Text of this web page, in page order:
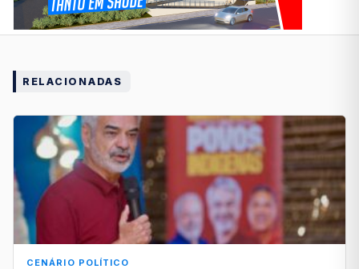
RELACIONADAS
CENÁRIO POLÍTICO